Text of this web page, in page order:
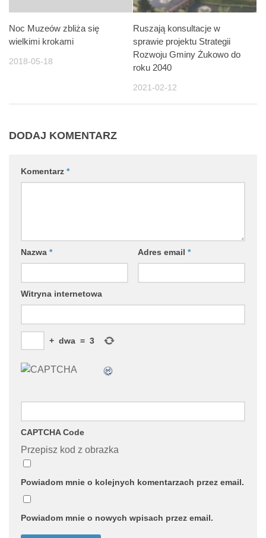
Noc Muzeów zbliża się
wielkimi krokami
2018-05-18
Ruszają konsultacje w
sprawie projektu Strategii
Rozwoju Gminy Żukowo do
roku 2040
2021-02-12
DODAJ KOMENTARZ
Komentarz *
Nazwa * Adres email *
Witryna internetowa
+ dwa = 3
CAPTCHA Code
Przepisz kod z obrazka
Powiadom mnie o kolejnych komentarzach przez email.
Powiadom mnie o nowych wpisach przez email.